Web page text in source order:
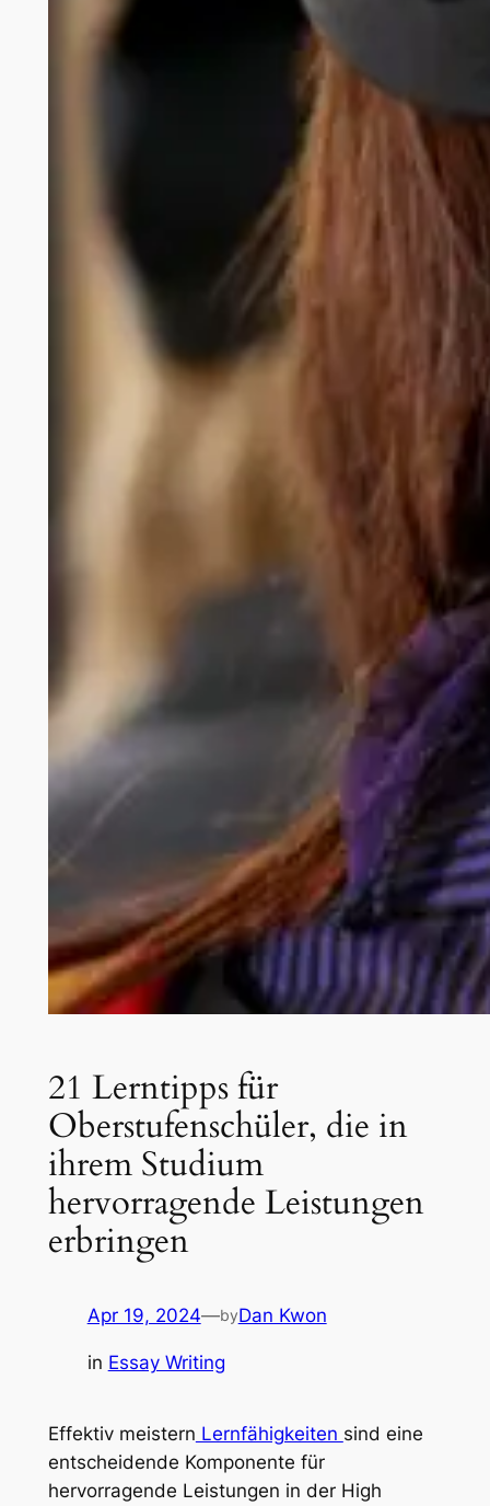
21 Lerntipps für
Oberstufenschüler, die in
ihrem Studium
hervorragende Leistungen
erbringen
Apr 19, 2024—byDan Kwon
in Essay Writing
Effektiv meistern Lernfähigkeiten sind eine
entscheidende Komponente für
hervorragende Leistungen in der High